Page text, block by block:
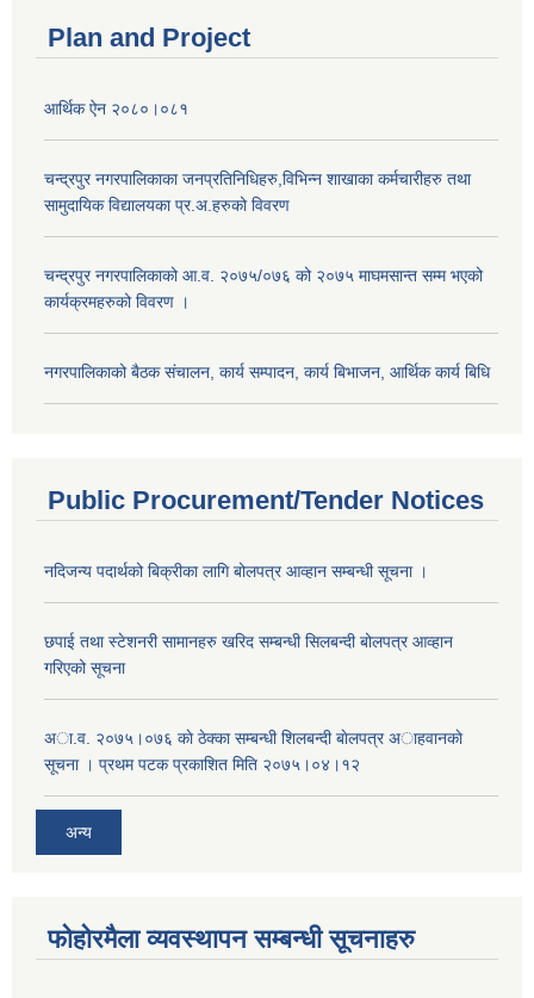
Plan and Project
आर्थिक ऐन २०८०।०८१
चन्द्रपुर नगरपालिकाका जनप्रतिनिधिहरु,विभिन्न शाखाका कर्मचारीहरु तथा
सामुदायिक विद्यालयका प्र.अ.हरुको विवरण
चन्द्रपुर नगरपालिकाको आ.व. २०७५/०७६ को २०७५ माघमसान्त सम्म भएको
कार्यक्रमहरुको विवरण ।
नगरपालिकाको बैठक संचालन, कार्य सम्पादन, कार्य बिभाजन, आर्थिक कार्य बिधि
Public Procurement/Tender Notices
नदिजन्य पदार्थको बिक्रीका लागि बोलपत्र आव्हान सम्बन्धी सूचना ।
छपाई तथा स्टेशनरी सामानहरु खरिद सम्बन्धी सिलबन्दी बोलपत्र आव्हान
गरिएको सूचना
अा.व. २०७५।०७६ काे ठेक्का सम्बन्धी शिलबन्दी बाेलपत्र अाहवानकाे
सूचना । प्रथम पटक प्रकाशित मिति २०७५।०४।१२
अन्य
फोहोरमैला व्यवस्थापन सम्बन्धी सूचनाहरु